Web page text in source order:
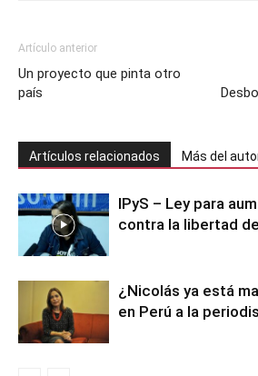
Artículo anterior
Un proyecto que pinta otro
país
Artículos relacionados Más del
IPyS – Ley para
contra la libertad
¿Nicolás ya está
en Perú a la